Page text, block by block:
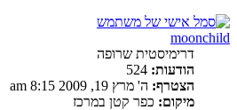
moonchild
דרימיסטית שרופה
הודעות:
הצטרף: ה' מרץ 19, 2009 8:15 am
מיקום: כפר קטן במרכז